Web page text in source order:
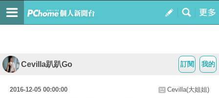
我的
訂閱
Cevilla趴趴Go
2016-12-05 00:00:00 Cevilla(大姐姐)